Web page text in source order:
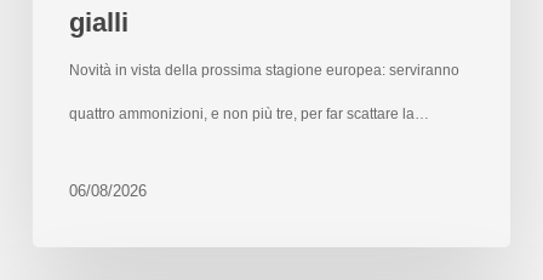
gialli
Novità in vista della prossima stagione europea: serviranno
quattro ammonizioni, e non più tre, per far scattare la…
06/08/2026